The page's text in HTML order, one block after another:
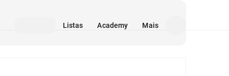
Listas Academy Mais